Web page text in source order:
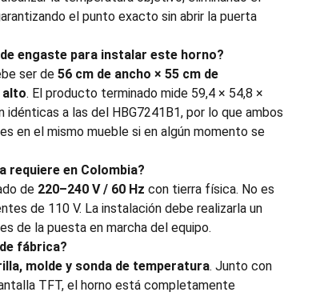
el punto exacto sin abrir la puerta
engaste para instalar este horno?
ser de 56 cm de ancho × 55 cm de
alto. El producto terminado mide 59,4 × 54,8 ×
idénticas a las del HBG7241B1, por lo que ambos
en el mismo mueble si en algún momento se
requiere en Colombia?
de 220–240 V / 60 Hz con tierra física. No es
de 110 V. La instalación debe realizarla un
de la puesta en marcha del equipo.
fábrica?
molde y sonda de temperatura. Junto con
TFT, el horno está completamente